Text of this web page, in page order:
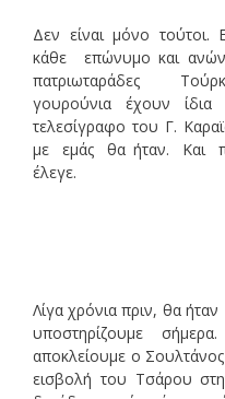
Δεν είναι μόνο τούτοι.
κάθε επώνυμο και
πατριωταράδες
γουρούνια έχουν
τελεσίγραφο του Γ.
με εμάς θα ήταν. Και
έλεγε.
Λίγα χρόνια πριν, θα
υποστηρίζουμε
αποκλείουμε ο
εισβολή του Τσάρου